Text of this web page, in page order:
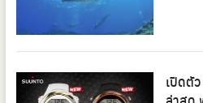
เปิดตั